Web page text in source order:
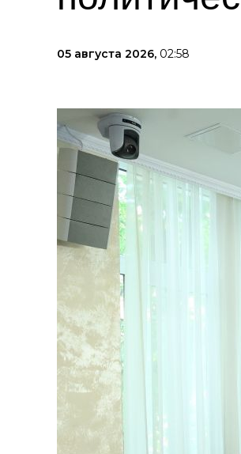
05 августа 2026, 02:58